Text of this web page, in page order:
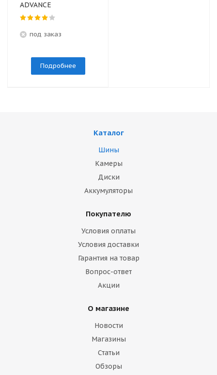
ADVANCE
под заказ
Подробнее
Каталог
Шины
Камеры
Диски
Аккумуляторы
Покупателю
Условия оплаты
Условия доставки
Гарантия на товар
Вопрос-ответ
Акции
О магазине
Новости
Магазины
Статьи
Обзоры